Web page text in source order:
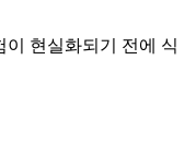
현실화되기 전에 식